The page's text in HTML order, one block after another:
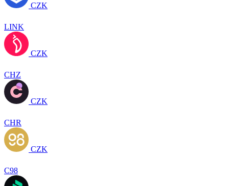
CZK
LINK
CZK
CHZ
CZK
CHR
CZK
C98